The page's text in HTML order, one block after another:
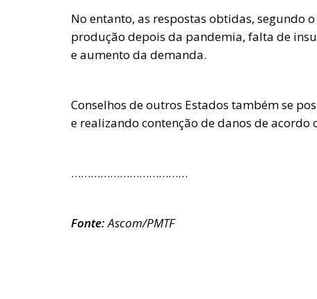
No entanto, as respostas obtidas, segundo
produção depois da pandemia, falta de
e aumento da demanda.
Conselhos de outros Estados também se
e realizando contenção de danos de acordo
………………………………
Fonte:Ascom/PMTF